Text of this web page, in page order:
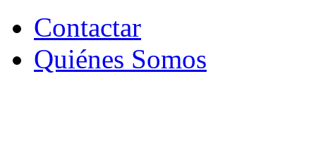
Contactar
Quiénes Somos